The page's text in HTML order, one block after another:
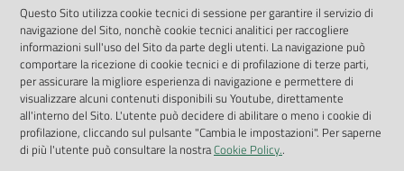
App Arpav
Rapporti regionali annuali
Le Infografiche
Dispenser dati
Vai alla pagina
Questo Sito utilizza cookie tecnici di sessione per garantire il servizio di
navigazione del Sito, nonchè cookie tecnici analitici per raccogliere
informazioni sull'uso del Sito da parte degli utenti. La navigazione può
comportare la ricezione di cookie tecnici e di profilazione di terze parti,
per assicurare la migliore esperienza di navigazione e permettere di
visualizzare alcuni contenuti disponibili su Youtube, direttamente
all'interno del Sito. L'utente può decidere di abilitare o meno i cookie di
profilazione, cliccando sul pulsante "Cambia le impostazioni". Per saperne
di più l'utente può consultare la nostraCookie Policy..